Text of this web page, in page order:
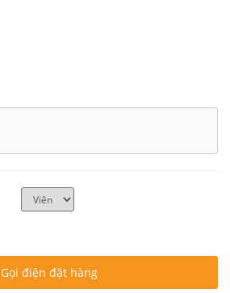
Gọi điện đặt hàng